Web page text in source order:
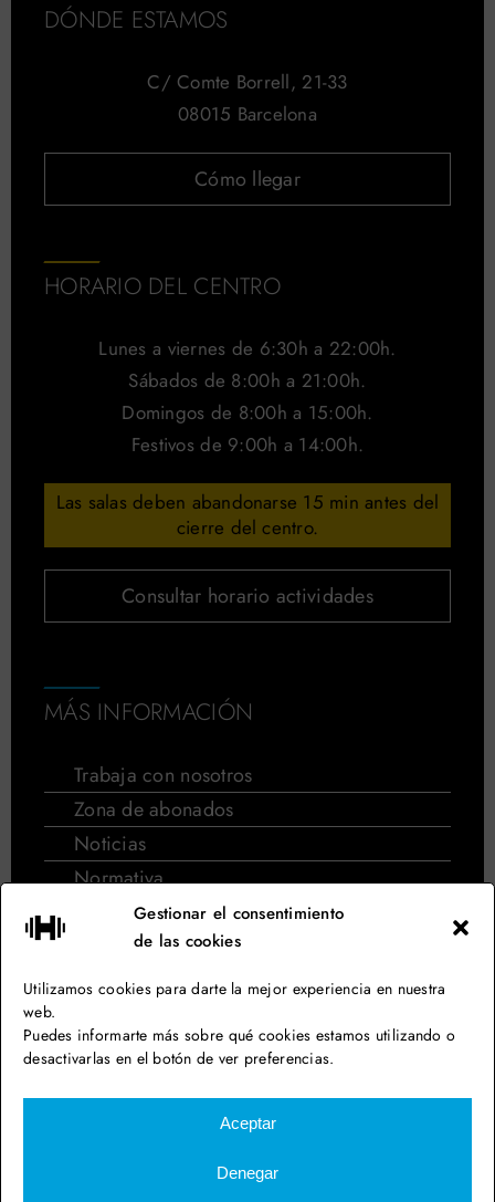
Gestionar el consentimiento
de las cookies
Utilizamos cookies para darte la mejor experiencia en nuestra
web.
Puedes informarte más sobre qué cookies estamos utilizando o
desactivarlas en el botón de ver preferencias.
Aceptar
Denegar
DÓNDE ESTAMOS
C/ Comte Borrell, 21-33
08015 Barcelona
Cómo llegar
HORARIO DEL CENTRO
Lunes a viernes de 6:30h a 22:00h.
Sábados de 8:00h a 21:00h.
Domingos de 8:00h a 15:00h.
Festivos de 9:00h a 14:00h.
Las salas deben abandonarse 15 min antes del
cierre del centro.
Consultar horario actividades
MÁS INFORMACIÓN
Trabaja con nosotros
Zona de abonados
Noticias
Normativa
Normativa de cursos de natación
Aiguajoc Eurofitness – Gimnasio en Barcelona